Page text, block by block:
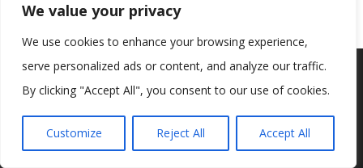
We value your privacy
We use cookies to enhance your browsing experience,
serve personalized ads or content, and analyze our traffic.
By clicking "Accept All", you consent to our use of cookies.
Customize Reject All Accept All
Koristimo kolačiće kako bismo vam pružili najbolje iskustvo na
našoj web stranici.
Informacije o kolačićima koje koristimo ili opcije za
Prihvaćam